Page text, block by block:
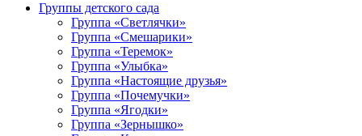
Группы детского сада
Группа «Светлячки»
Группа «Смешарики»
Группа «Теремок»
Группа «Улыбка»
Группа «Настоящие друзья»
Группа «Почемучки»
Группа «Ягодки»
Группа «Зернышко»